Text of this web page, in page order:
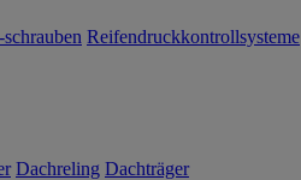
Reifendruckkontrollsysteme
Dachreling Dachträger